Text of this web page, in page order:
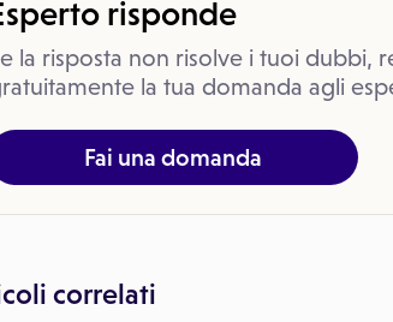
risponde
la risposta non risolve i tuoi dubbi,
la tua domanda agli
Fai una domanda
correlati